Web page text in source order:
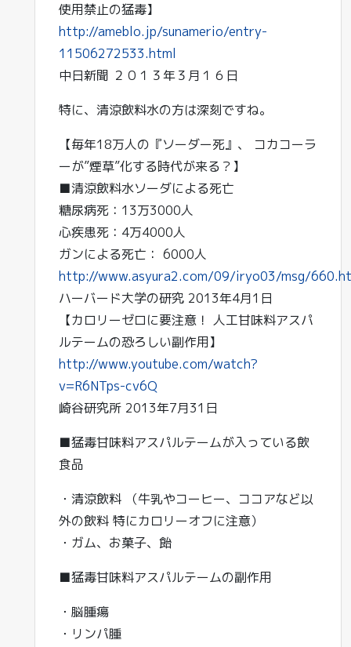
使用禁止の猛毒】
http://ameblo.jp/sunamerio/entry-
11506272533.html
中日新聞 ２０１３年３月１６日
特に、清涼飲料水の方は深刻ですね。
【毎年18万人の『ソーダー死』、 コカコーラ
ーが”煙草”化する時代が来る？】
■清涼飲料水ソーダによる死亡
糖尿病死：13万3000人
心疾患死：4万4000人
ガンによる死亡： 6000人
http://www.asyura2.com/09/iryo03/msg/
ハーバード大学の研究 2013年4月1日
【カロリーゼロに要注意！ 人工甘味料アスパ
ルテームの恐ろしい副作用】
http://www.youtube.com/watch?
v=R6NTps-cv6Q
崎谷研究所 2013年7月31日
■猛毒甘味料アスパルテームが入っている飲
食品
・清涼飲料 （牛乳やコーヒー、ココアなど以
外の飲料 特にカロリーオフに注意）
・ガム、お菓子、飴
■猛毒甘味料アスパルテームの副作用
・脳腫瘍
・リンパ腫